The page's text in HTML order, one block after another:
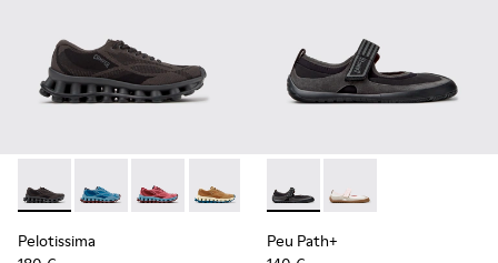
Pelotissima - K201922-006 - Zapatillas negras y grises de
Pelotissima - K201922-011 - Zapatillas azules de
Pelotissima - K201922-010 - Zapatillas
Pelotissima - K201922-007 -
Pelotissima
Peu Path+ - K201987-001 -
Peu Path+ -
Peu Path+